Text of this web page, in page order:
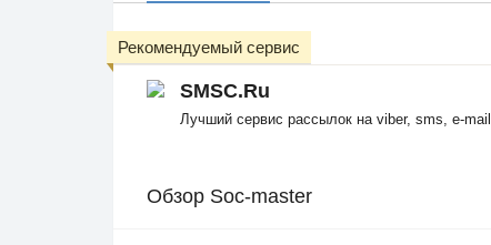
SMSC.Ru
Лучший сервис рассылок на viber, sms, e-mail
Рекомендуемый сервис
Обзор Soc-master